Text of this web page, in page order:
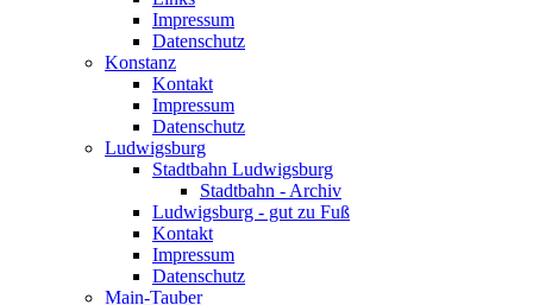
Impressum
Datenschutz
Konstanz
Kontakt
Impressum
Datenschutz
Ludwigsburg
Stadtbahn Ludwigsburg
Stadtbahn - Archiv
Ludwigsburg - gut zu Fuß
Kontakt
Impressum
Datenschutz
Main-Tauber